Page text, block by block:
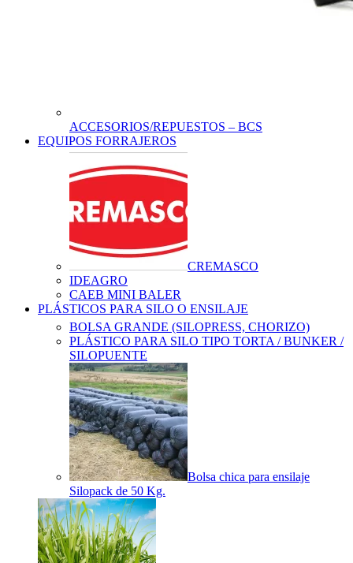
ACCESORIOS/REPUESTOS – BCS
EQUIPOS FORRAJEROS
CREMASCO
IDEAGRO
CAEB MINI BALER
PLÁSTICOS PARA SILO O ENSILAJE
BOLSA GRANDE (SILOPRESS, CHORIZO)
PLÁSTICO PARA SILO TIPO TORTA / BUNKER /
SILOPUENTE
Bolsa chica para ensilaje
Silopack de 50 Kg.